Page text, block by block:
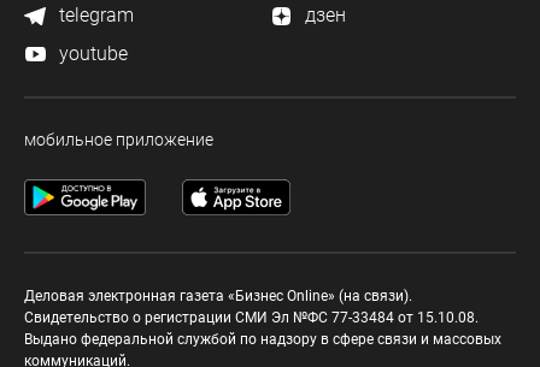
telegram
дзен
youtube
мобильное приложение
Деловая электронная газета «Бизнес Online» (на связи).
Свидетельство о регистрации СМИ Эл №ФС 77-33484 от 15.10.08.
Выдано федеральной службой по надзору в сфере связи и массовых
коммуникаций.